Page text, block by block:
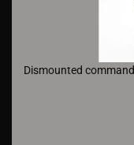
Dismounted command